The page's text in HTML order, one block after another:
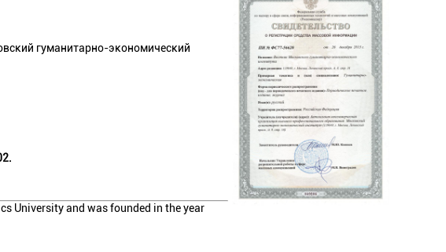
гуманитарно-экономический
University and was founded in the year